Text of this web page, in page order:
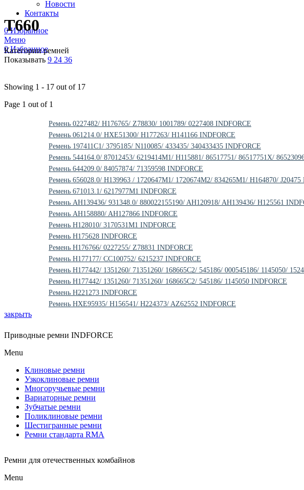
Новости
Контакты
0Избранное
Меню
0Избранное
T660
Категории ремней
Показывать 9 24 36
Showing 1 - 17 out of 17
Page 1 out of 1
Ремень 0227482/ H176765/ Z78830/ 1001789/ 0227408 INDFORCE
Ремень 061214.0/ HXE51300/ H177263/ H141166 INDFORCE
Ремень 197411C1/ 3795185/ N110085/ 433435/ 340433435 INDFORCE
Ремень 544164.0/ 87012453/ 6219414M1/ H115881/ 86517751/ 86517751X/
Ремень 644209.0/ 84057874/ 71359598 INDFORCE
Ремень 656028.0/ H139963 / 1720647M1/ 1720674M2/ 834265M1/ H164870/ J20475
Ремень 671013.1/ 6217977M1 INDFORCE
Ремень AH139436/ 931348.0/ 880022155190/ AH120918/ AH139436/ H125561
Ремень AH158880/ AH127866 INDFORCE
Ремень H128010/ 3170531M1 INDFORCE
Ремень H175628 INDFORCE
Ремень H176766/ 0227255/ Z78831 INDFORCE
Ремень H177177/ CC100752/ 6215237 INDFORCE
Ремень H177442/ 1351260/ 71351260/ 168665C2/ 545186/ 000545186/ 1145050/
Ремень H177442/ 1351260/ 71351260/ 168665C2/ 545186/ 1145050 INDFORCE
Ремень H221273 INDFORCE
Ремень HXE95935/ H156541/ H224373/ AZ62552 INDFORCE
закрыть
Приводные ремни INDFORCE
Menu
Клиновые ремни
Узкоклиновые ремни
Многоручьевые ремни
Вариаторные ремни
Зубчатые ремни
Поликлиновые ремни
Шестигранные ремни
Ремни стандарта RMA
Ремни для отечественных комбайнов
Menu